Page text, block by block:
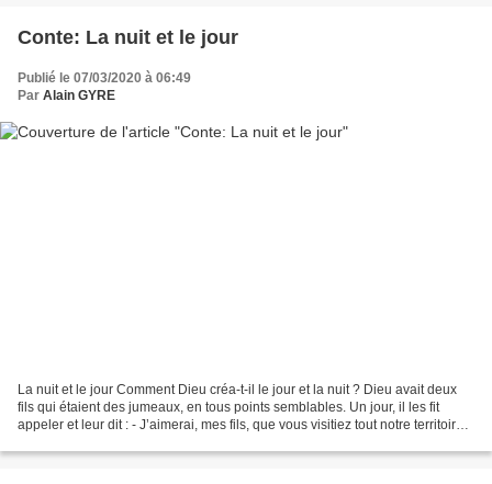
Conte: La nuit et le jour
Publié le 07/03/2020 à 06:49
Par Alain GYRE
La nuit et le jour Comment Dieu créa-t-il le jour et la nuit ? Dieu avait deux
fils qui étaient des jumeaux, en tous points semblables. Un jour, il les fit
appeler et leur dit : - J’aimerai, mes fils, que vous visitiez tout notre territoire,